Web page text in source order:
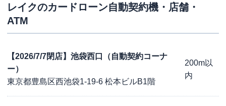
レイクのカードローン自動契約機・店舗・
ATM
【2026/7/7閉店】池袋西口（自動契約コーナ
ー）
東京都豊島区西池袋1-19-6 松本ビルB1階
200m以
内